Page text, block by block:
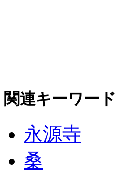
関連キーワード
永源寺
桑